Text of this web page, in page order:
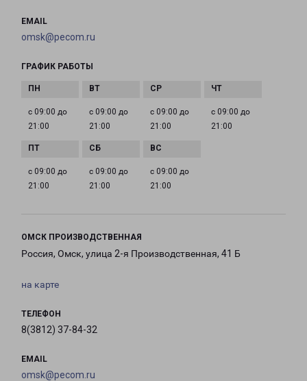
EMAIL
omsk@pecom.ru
ГРАФИК РАБОТЫ
с 09:00 до
21:00
с 09:00 до
21:00
с 09:00 до
21:00
с 09:00 до
21:00
с 09:00 до
21:00
с 09:00 до
21:00
с 09:00 до
21:00
ОМСК ПРОИЗВОДСТВЕННАЯ
Россия, Омск, улица 2-я Производственная, 41 Б
на карте
ТЕЛЕФОН
8(3812) 37-84-32
EMAIL
omsk@pecom.ru